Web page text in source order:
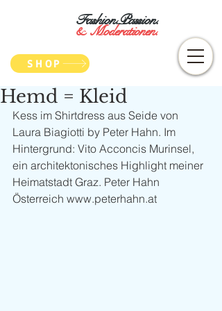
Fashion.Passion.
&Moderationen.
SHOP
Hemd = Kleid
Kess im Shirtdress aus Seide von
Laura Biagiotti by Peter Hahn. Im
Hintergrund: Vito Acconcis Murinsel,
ein architektonisches Highlight meiner
Heimatstadt Graz. Peter Hahn
Österreich www.peterhahn.at